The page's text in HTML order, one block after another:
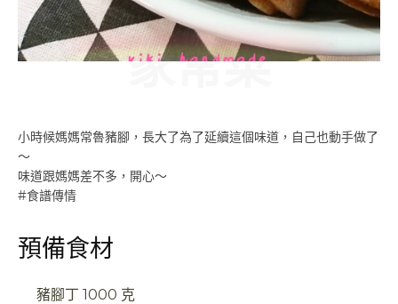
家常菜
小時候媽媽常魯豬腳，長大了為了延續這個味道，自己也動手做了
～
味道跟媽媽差不多，開心～
#食譜傳情
預備食材
豬腳丁 1000 克